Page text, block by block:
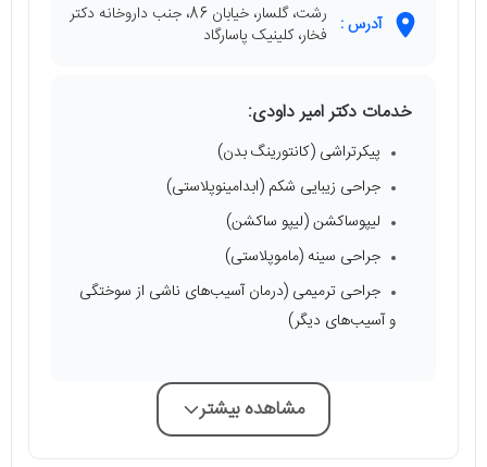
آدرس :
رشت، گلسار، خیابان 86، جنب داروخانه دکتر
فخار، کلینیک پاسارگاد
خدمات دکتر امیر داودی:
پیکرتراشی (کانتورینگ بدن)
جراحی زیبایی شکم (ابدامینوپلاستی)
لیپوساکشن (لیپو ساکشن)
جراحی سینه (ماموپلاستی)
جراحی ترمیمی (درمان آسیب‌های ناشی از سوختگی
و آسیب‌های دیگر)
مشاهده بیشتر